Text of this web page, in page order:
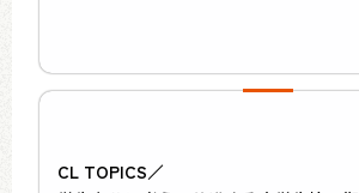
CL TOPICS／